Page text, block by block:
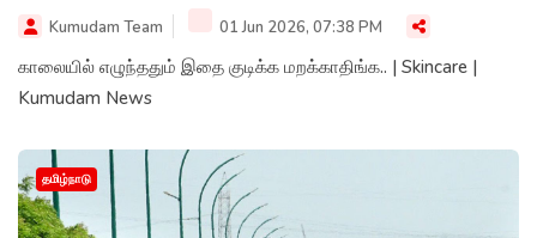
Kumudam Team 01 Jun 2026, 07:38 PM
காலையில் எழுந்ததும் இதை குடிக்க மறக்காதிங்க.. | Skincare |
Kumudam News
தமிழ்நாடு